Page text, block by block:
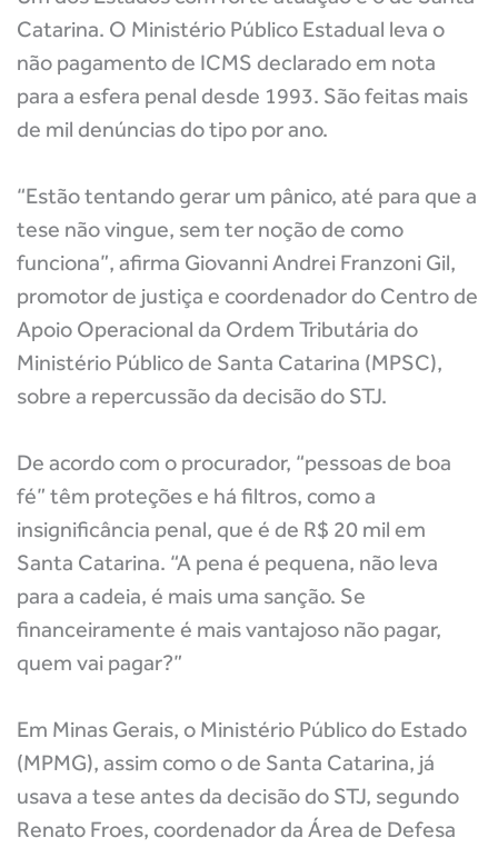
Catarina. O Ministério Público Estadual leva o
não pagamento de ICMS declarado em nota
para a esfera penal desde 1993. São feitas mais
de mil denúncias do tipo por ano.
“Estão tentando gerar um pânico, até para que a
tese não vingue, sem ter noção de como
funciona”, afirma Giovanni Andrei Franzoni Gil,
promotor de justiça e coordenador do Centro de
Apoio Operacional da Ordem Tributária do
Ministério Público de Santa Catarina (MPSC),
sobre a repercussão da decisão do STJ.
De acordo com o procurador, “pessoas de boa
fé” têm proteções e há filtros, como a
insignificância penal, que é de R$ 20 mil em
Santa Catarina. “A pena é pequena, não leva
para a cadeia, é mais uma sanção. Se
financeiramente é mais vantajoso não pagar,
quem vai pagar?”
Em Minas Gerais, o Ministério Público do Estado
(MPMG), assim como o de Santa Catarina, já
usava a tese antes da decisão do STJ, segundo
Renato Froes, coordenador da Área de Defesa